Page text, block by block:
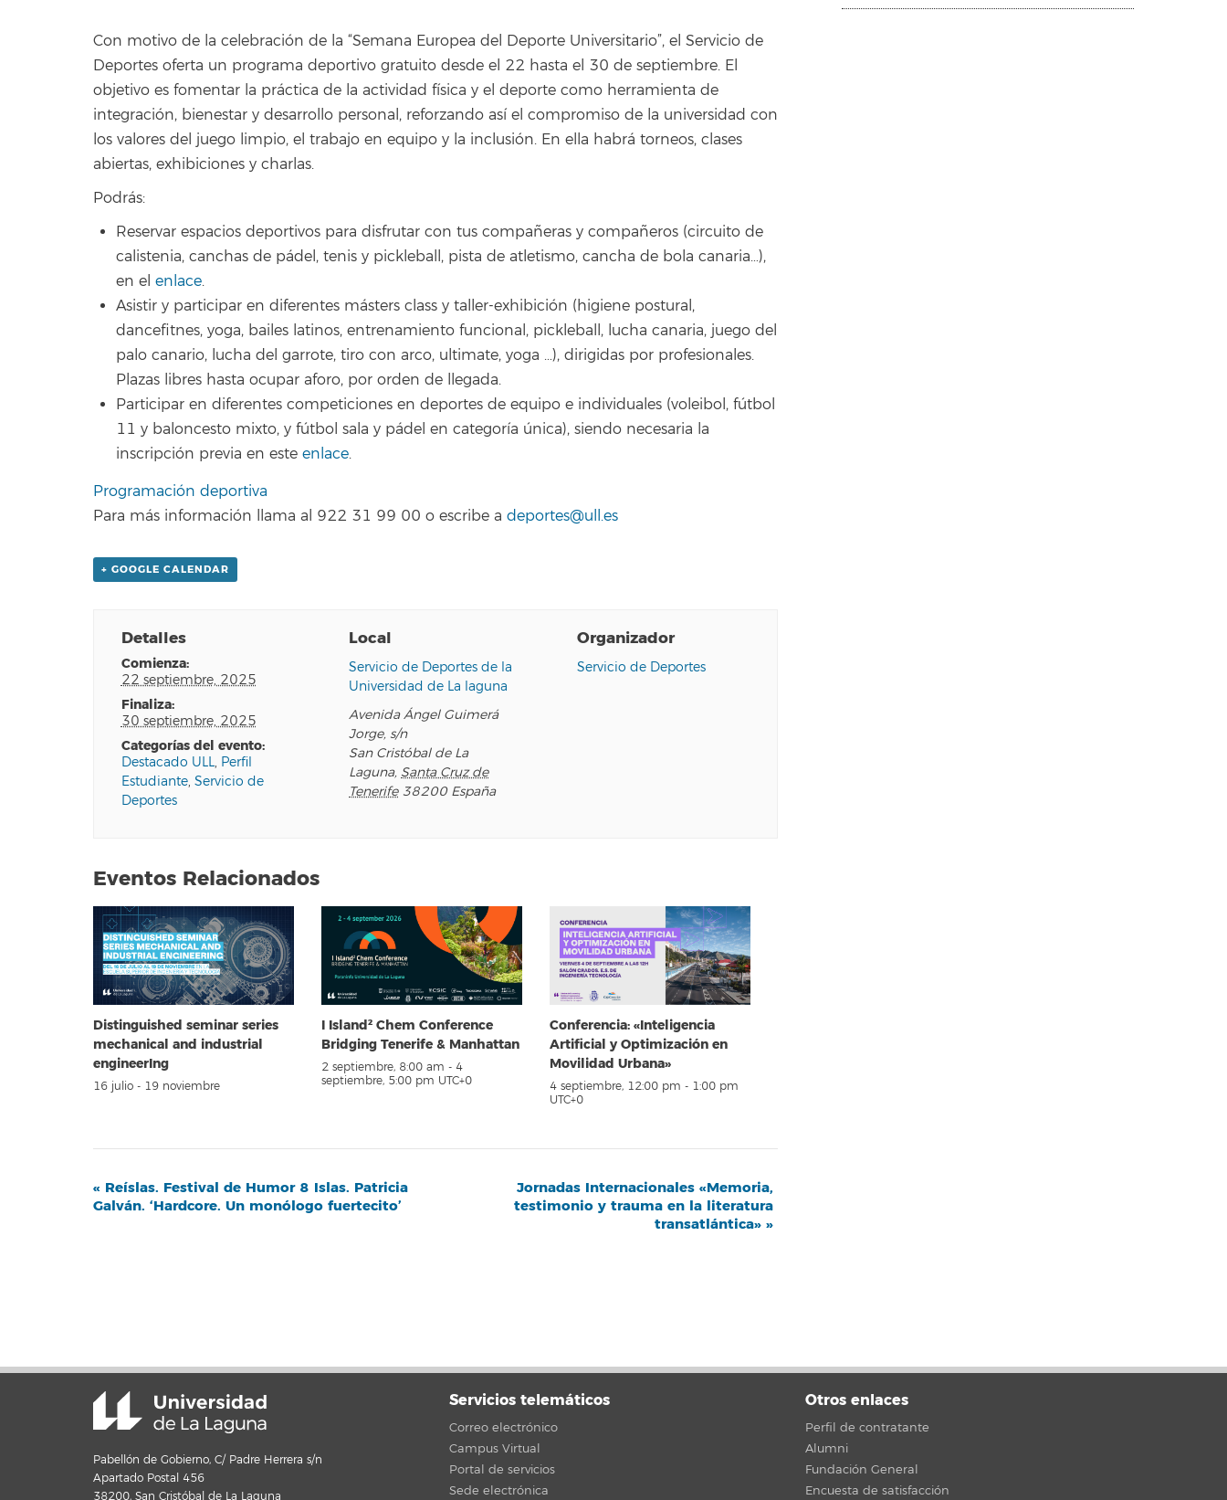
Con motivo de la celebración de la “Semana Europea del Deporte Universitario”, el Servicio de
Deportes oferta un programa deportivo gratuito desde el 22 hasta el 30 de septiembre. El
objetivo es fomentar la práctica de la actividad física y el deporte como herramienta de
integración, bienestar y desarrollo personal, reforzando así el compromiso de la universidad con
los valores del juego limpio, el trabajo en equipo y la inclusión. En ella habrá torneos, clases
abiertas, exhibiciones y charlas.
Podrás:
Reservar espacios deportivos para disfrutar con tus compañeras y compañeros (circuito de
calistenia, canchas de pádel, tenis y pickleball, pista de atletismo, cancha de bola canaria…),
en el enlace.
Asistir y participar en diferentes másters class y taller-exhibición (higiene postural,
dancefitnes, yoga, bailes latinos, entrenamiento funcional, pickleball, lucha canaria, juego del
palo canario, lucha del garrote, tiro con arco, ultimate, yoga …), dirigidas por profesionales.
Plazas libres hasta ocupar aforo, por orden de llegada.
Participar en diferentes competiciones en deportes de equipo e individuales (voleibol, fútbol
11 y baloncesto mixto, y fútbol sala y pádel en categoría única), siendo necesaria la
inscripción previa en este enlace.
Programación deportiva
Para más información llama al 922 31 99 00 o escribe a deportes@ull.es
+ GOOGLE CALENDAR
Detalles
comienza:
22 septiembre, 2025
finaliza:
30 septiembre, 2025
categorías del evento:
Destacado ULL, Perfil
Estudiante, Servicio de
Deportes
Local
Servicio de Deportes de la
Universidad de La laguna
Avenida Ángel Guimerá
Jorge, s/n
San Cristóbal de La
Laguna, Santa Cruz de
Tenerife 38200 España
Organizador
Servicio de Deportes
Eventos Relacionados
Distinguished seminar series
mechanical and industrial
engineerIng
16 julio - 19 noviembre
I Island² Chem Conference
Bridging Tenerife & Manhattan
2 septiembre, 8:00 am - 4
septiembre, 5:00 pm UTC+0
Conferencia: «Inteligencia
Artificial y Optimización en
Movilidad Urbana»
4 septiembre, 12:00 pm - 1:00 pm
UTC+0
Navegación
del
« Reíslas. Festival de Humor 8 Islas. Patricia
Galván. ‘Hardcore. Un monólogo fuertecito’
Jornadas Internacionales «Memoria,
testimonio y trauma en la literatura
transatlántica» »
Pabellón de Gobierno, C/ Padre Herrera s/n
Apartado Postal 456
38200, San Cristóbal de La Laguna
Servicios telemáticos
Correo electrónico
Campus Virtual
Portal de servicios
Sede electrónica
Otros enlaces
Perfil de contratante
Alumni
Fundación General
Encuesta de satisfacción